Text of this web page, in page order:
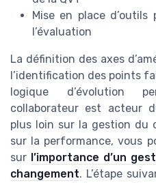
Mise en place
l’évaluation
La définition des axes
l’identification des points
logique d’évolution
collaborateur est acteur
plus loin sur la gestion du
sur la performance, vous
sur l’importance d’un
changement. L’étape